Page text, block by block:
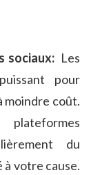
sociaux:‍ Les
pour
‌moindre⁣ coût.
du
votre cause.